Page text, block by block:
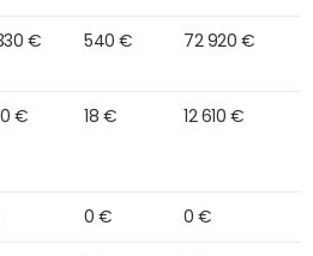
€ 540 € 72 920 €
€ 18 € 12 610 €
0 € 0 €